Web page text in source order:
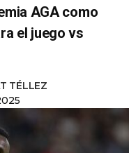
AGA como
el juego vs
TÉLLEZ